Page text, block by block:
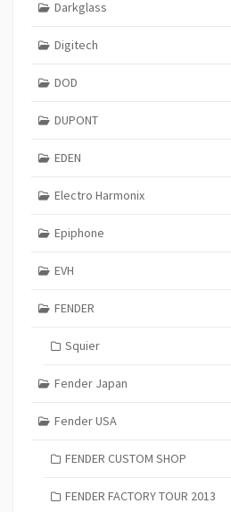
Darkglass
Digitech
DOD
DUPONT
EDEN
Electro Harmonix
Epiphone
EVH
FENDER
Squier
Fender Japan
Fender USA
FENDER CUSTOM SHOP
FENDER FACTORY TOUR 2013